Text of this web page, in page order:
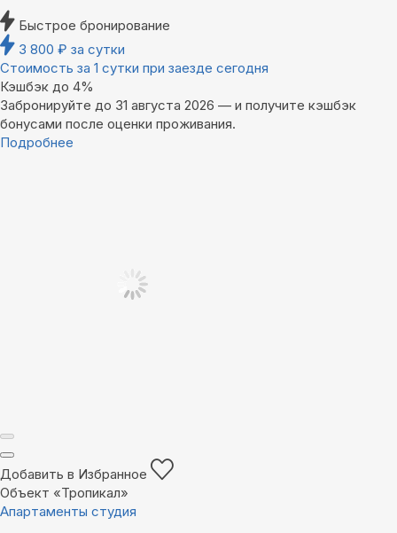
Быстрое бронирование
3 800 ₽ за сутки
Стоимость за 1 сутки при заезде сегодня
Кэшбэк до 4%
Забронируйте до 31 августа 2026 — и получите кэшбэк
бонусами после оценки проживания.
Подробнее
Добавить в Избранное
Объект «Тропикал»
Апартаменты студия